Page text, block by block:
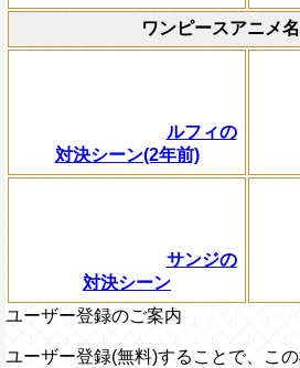
ワンピースアニメ
ルフィの
対決シーン(2年前)
サンジの
対決シーン
ユーザー登録のご案内
ユーザー登録(無料)することで、こ